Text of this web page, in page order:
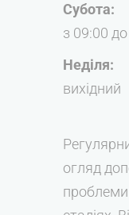
Субота:
з 09:00
Неділя:
вихідний
огляд
проблеми